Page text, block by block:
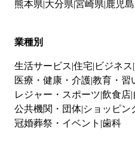
熊本県 大分県 宮崎県 鹿児
業種別
生活サービス 住宅 ビジネス
医療・健康・介護教育・習
レジャー・スポーツ 飲食店
公共機関・団体 ショッピン
冠婚葬祭・イベント 歯科